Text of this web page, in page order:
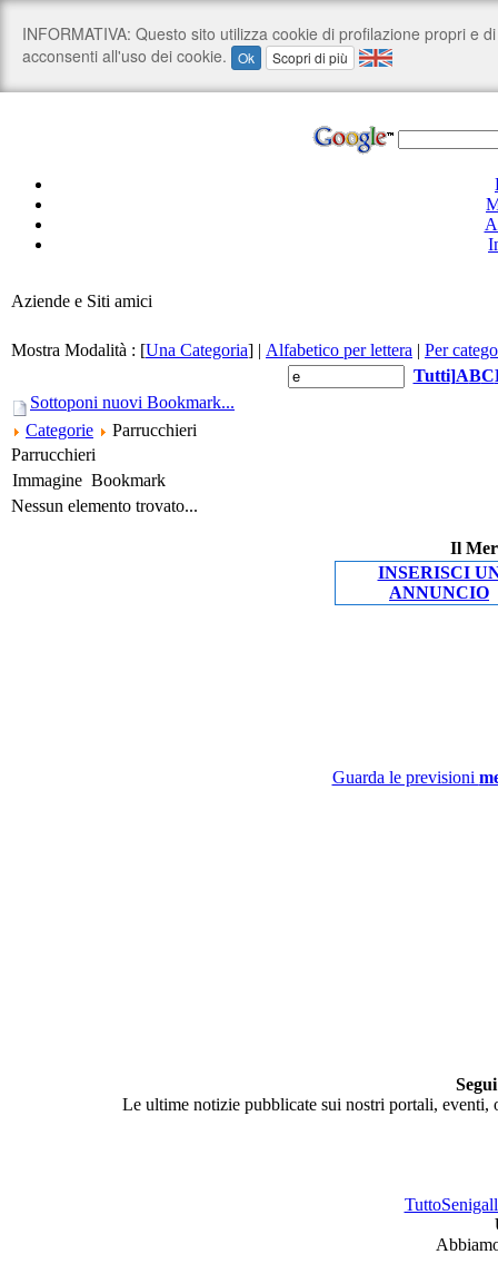
Aziende e Siti amici
Mostra Modalità : [Una Categoria] | Alfabetico per lettera | Per
Tutti]ABC
Sottoponi nuovi Bookmark...
Categorie
Parrucchieri
Parrucchieri
Immagine Bookmark
Nessun elemento trovato...
Il
INSERISCI
ANNUNCIO
Guarda le previsioni
Le ultime notizie pubblicate sui nostri portali,